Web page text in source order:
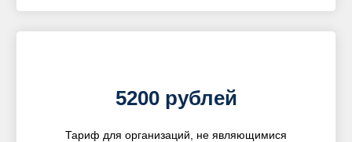
5200 рублей
Тариф для организаций, не являющимися